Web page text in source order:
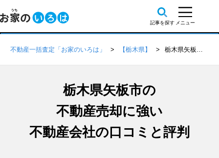
不動産一括査定「お家のいろは」 【栃木県】 栃木県矢板市の不動産会社 口コミ・評判一覧
栃木県矢板市の
不動産売却に強い
不動産会社の口コミと評判